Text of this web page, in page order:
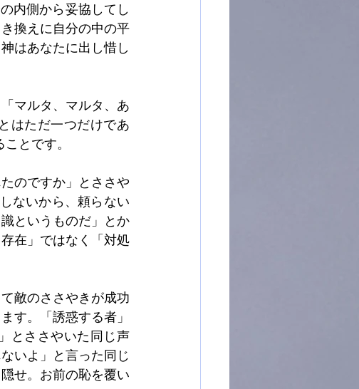
内側から妥協してし
換えに自分の中の平
はあなたに出し惜し
マルタ、マルタ、あ
はただ一つだけであ
とです。
のですか」とささや
ないから、頼らない
というものだ」とか
在」ではなく「対処
敵のささやきが成功
す。「誘惑する者」
とささやいた同じ声
いよ」と言った同じ
せ。お前の恥を覆い